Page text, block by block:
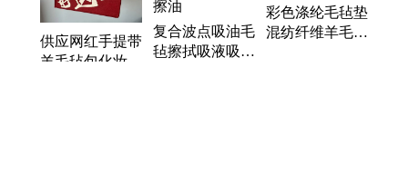
供应网红手提带
羊毛毡包化妆盒
复合波点吸油毛
毡擦拭吸液吸附
彩色涤纶毛毡垫
混纺纤维羊毛毡